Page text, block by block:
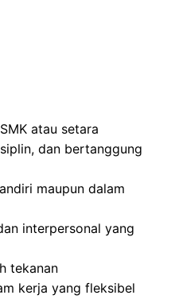
atau setara
dan bertanggung
maupun dalam
interpersonal yang
tekanan
kerja yang fleksibel